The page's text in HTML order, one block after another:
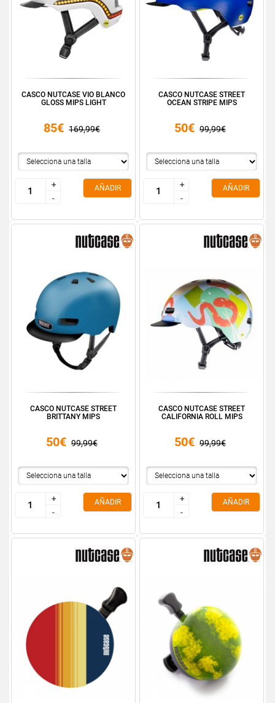
CASCO NUTCASE VIO BLANCO
GLOSS MIPS LIGHT
85€ 169,99€
+
-
+
-
AÑADIR
CASCO NUTCASE STREET
OCEAN STRIPE MIPS
50€ 99,99€
+
-
+
-
AÑADIR
CASCO NUTCASE STREET
BRITTANY MIPS
50€ 99,99€
+
-
+
-
AÑADIR
CASCO NUTCASE STREET
CALIFORNIA ROLL MIPS
50€ 99,99€
+
-
+
-
AÑADIR